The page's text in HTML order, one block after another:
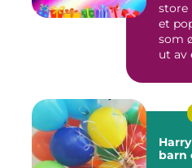
store
et
som
ut av
barn